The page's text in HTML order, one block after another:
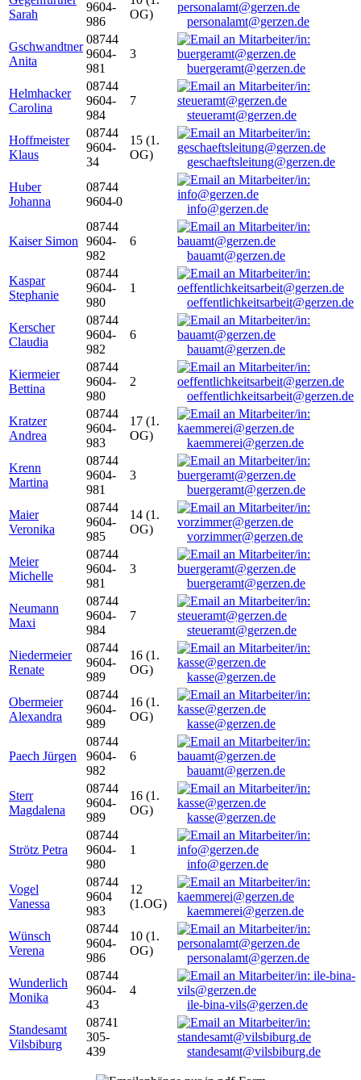
Sarah
9604-
986
OG)
personalamt@gerzen.de
Gschwandtner
Anita
08744
9604-
981
3
buergeramt@gerzen.de
Helmhacker
Carolina
08744
9604-
984
7
steueramt@gerzen.de
Hoffmeister
Klaus
08744
9604-
34
15 (1.
OG)
geschaeftsleitung@gerzen.de
Huber
Johanna
08744
9604-0
info@gerzen.de
Kaiser Simon
08744
9604-
982
6
bauamt@gerzen.de
Kaspar
Stephanie
08744
9604-
980
1
oeffentlichkeitsarbeit@gerzen.de
Kerscher
Claudia
08744
9604-
982
6
bauamt@gerzen.de
Kiermeier
Bettina
08744
9604-
980
2
oeffentlichkeitsarbeit@gerzen.de
Kratzer
Andrea
08744
9604-
983
17 (1.
OG)
kaemmerei@gerzen.de
Krenn
Martina
08744
9604-
981
3
buergeramt@gerzen.de
Maier
Veronika
08744
9604-
985
14 (1.
OG)
vorzimmer@gerzen.de
Meier
Michelle
08744
9604-
981
3
buergeramt@gerzen.de
Neumann
Maxi
08744
9604-
984
7
steueramt@gerzen.de
Niedermeier
Renate
08744
9604-
989
16 (1.
OG)
kasse@gerzen.de
Obermeier
Alexandra
08744
9604-
989
16 (1.
OG)
kasse@gerzen.de
Paech Jürgen
08744
9604-
982
6
bauamt@gerzen.de
Sterr
Magdalena
08744
9604-
989
16 (1.
OG)
kasse@gerzen.de
Strötz Petra
08744
9604-
980
1
info@gerzen.de
Vogel
Vanessa
08744
9604
983
12
(1.OG)
kaemmerei@gerzen.de
Wünsch
Verena
08744
9604-
986
10 (1.
OG)
personalamt@gerzen.de
Wunderlich
Monika
08744
9604-
43
4
ile-bina-vils@gerzen.de
Standesamt
Vilsbiburg
08741
305-
439
standesamt@vilsbiburg.de